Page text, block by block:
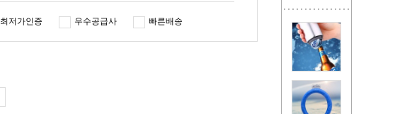
최저가인증 우수공급사 빠른배송